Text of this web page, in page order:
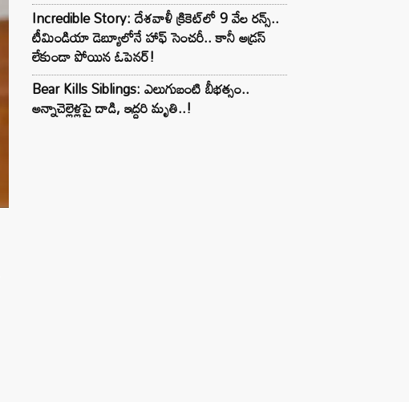
Incredible Story: దేశవాళీ క్రికెట్‌లో 9 వేల రన్స్..
టీమిండియా డెబ్యూలోనే హాఫ్ సెంచరీ.. కానీ అడ్రస్
లేకుండా పోయిన ఓపెనర్!
Bear Kills Siblings: ఎలుగుబంటి బీభత్సం..
అన్నాచెల్లెళ్లపై దాడి, ఇద్దరి మృతి..!